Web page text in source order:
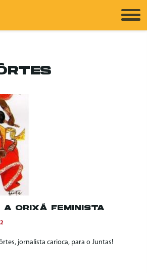
A ORIXÁ FEMINISTA
jornalista carioca, para o Juntas!